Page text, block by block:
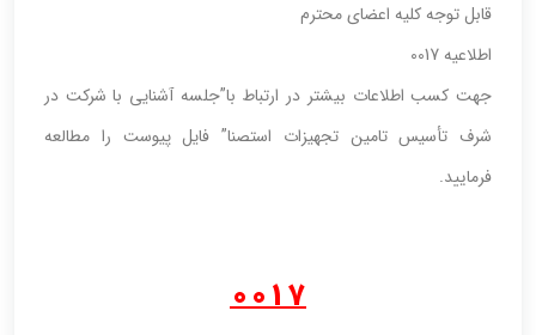
قابل توجه کلیه اعضای محترم
اطلاعیه 0017
جهت کسب اطلاعات بیشتر در ارتباط با”جلسه آشنایی با شرکت در
شرف تأسیس تامین تجهیزات استصنا” فایل پیوست را مطالعه
فرمایید.
0017